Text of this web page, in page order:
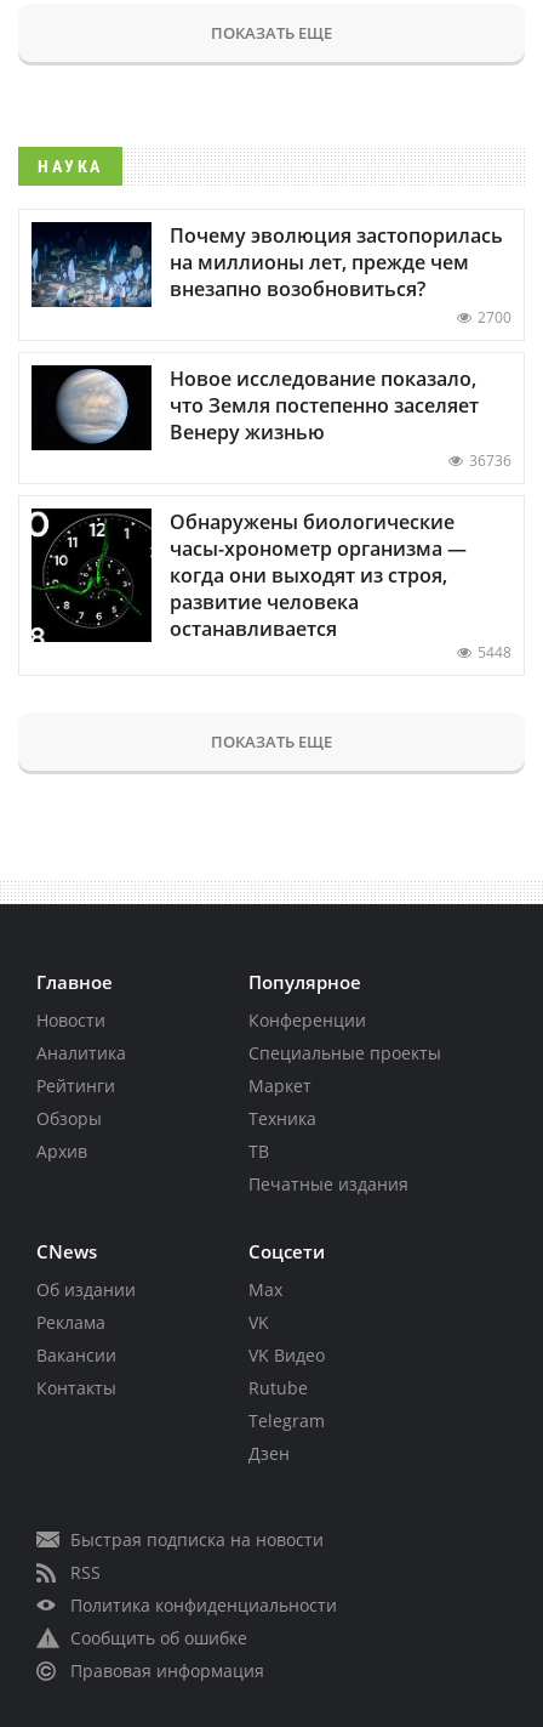
ПОКАЗАТЬ ЕЩЕ
НАУКА
Почему эволюция застопорилась
на миллионы лет, прежде чем
внезапно возобновиться?
2700
Новое исследование показало,
что Земля постепенно заселяет
Венеру жизнью
36736
Обнаружены биологические
часы-хронометр организма —
когда они выходят из строя,
развитие человека
останавливается
5448
ПОКАЗАТЬ ЕЩЕ
Главное
Новости
Аналитика
Рейтинги
Обзоры
Архив
Популярное
Конференции
Специальные проекты
Маркет
Техника
ТВ
Печатные издания
CNews
Об издании
Реклама
Вакансии
Контакты
Соцсети
Max
VK
VK Видео
Rutube
Telegram
Дзен
Быстрая подписка на новости
RSS
Политика конфиденциальности
Сообщить об ошибке
Правовая информация